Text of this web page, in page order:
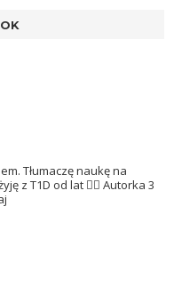
Tłumaczę naukę na
z T1D od lat 👩‍⚕️ Autorka 3